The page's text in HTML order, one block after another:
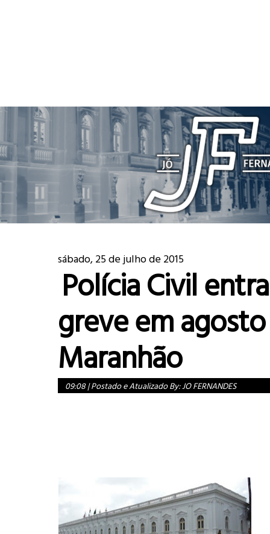
sábado, 25 de julho de 2015
Polícia Civil
greve em
Maranhão
09:08|Postado e Atualizado By:JO FERNANDES